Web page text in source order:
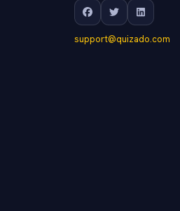
support@quizado.com